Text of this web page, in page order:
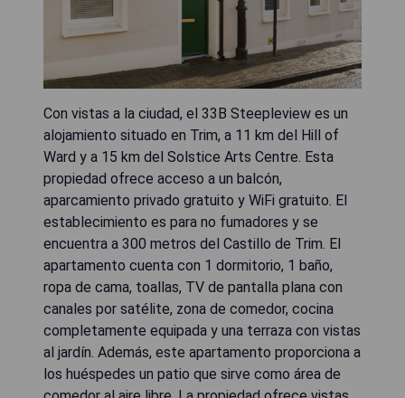
Con vistas a la ciudad, el 33B Steepleview es un
alojamiento situado en Trim, a 11 km del Hill of
Ward y a 15 km del Solstice Arts Centre. Esta
propiedad ofrece acceso a un balcón,
aparcamiento privado gratuito y WiFi gratuito. El
establecimiento es para no fumadores y se
encuentra a 300 metros del Castillo de Trim. El
apartamento cuenta con 1 dormitorio, 1 baño,
ropa de cama, toallas, TV de pantalla plana con
canales por satélite, zona de comedor, cocina
completamente equipada y una terraza con vistas
al jardín. Además, este apartamento proporciona a
los huéspedes un patio que sirve como área de